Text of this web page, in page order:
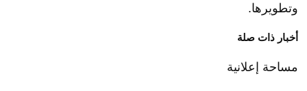
وتطويرها.
أخبار ذات صلة
مساحة إعلانية